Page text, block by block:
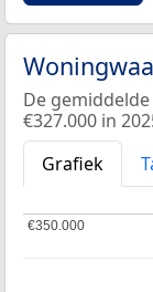
De gemiddelde
€327.000 in
Grafiek
€350.000
€350.000